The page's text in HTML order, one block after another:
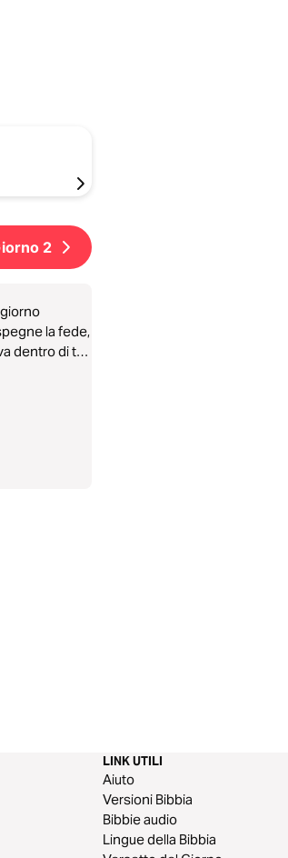
2
la fede,
dentro di te
LINK UTILI
Aiuto
Versioni Bibbia
Bibbie audio
Lingue della Bibbia